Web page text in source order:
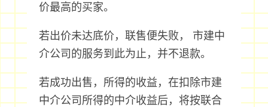
价最高的买家。
若出价未达底价，联售便失败， 市建中
介公司的服务到此为止，并不退款。
若成功出售，所得的收益，在扣除市建
中介公司所得的中介收益后，将按联合